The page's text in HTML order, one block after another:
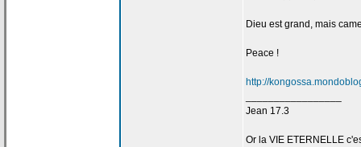
Dieu est grand, mais
Peace !
http://
Jean 17.3
Or la VIE ETERNELLE